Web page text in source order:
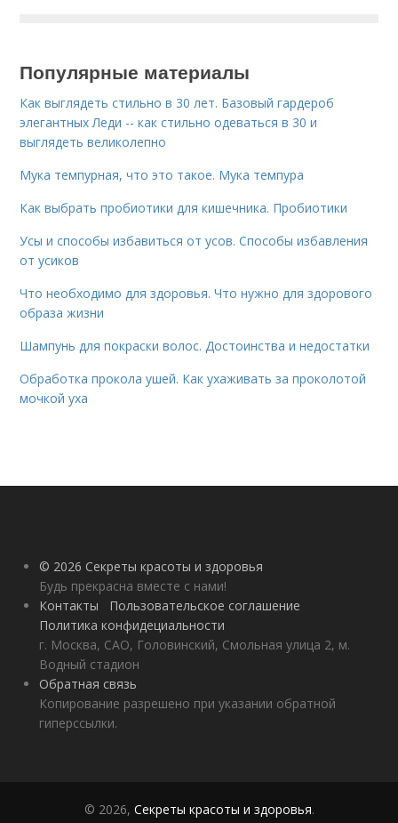
Популярные материалы
Как выглядеть стильно в 30 лет. Базовый гардероб
элегантных Леди -- как стильно одеваться в 30 и
выглядеть великолепно
Мука темпурная, что это такое. Мука темпура
Как выбрать пробиотики для кишечника. Пробиотики
Усы и способы избавиться от усов. Способы избавления
от усиков
Что необходимо для здоровья. Что нужно для здорового
образа жизни
Шампунь для покраски волос. Достоинства и недостатки
Обработка прокола ушей. Как ухаживать за проколотой
мочкой уха
© 2026 Секреты красоты и здоровья
Будь прекрасна вместе с нами!
Контакты
Пользовательское соглашение
Политика конфидециальности
г. Москва, САО, Головинский, Смольная улица 2, м.
Водный стадион
Обратная связь
Копирование разрешено при указании обратной
гиперссылки.
© 2026, Секреты красоты и здоровья.